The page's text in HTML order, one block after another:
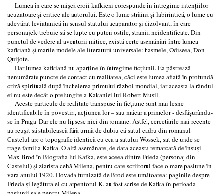
Lumea în care se mişcă eroii kafkieni corespunde în întregime intenţiilor
acuzatoare şi critice ale autorului. Este o lume străină şi labirintică, o lume cu
adevărat leviatanică în sensul statului acaparator şi dizolvant, în care
personajele trebuie să se lupte cu puteri ostile, stranii, neidentificate. Din
punctul de vedere al aventurii mitice, există certe asemănări între lumea
kafkiană şi marile modele ale literaturii universale: basmele, Odiseea, Don
Quijote.
Dar lumea kafkiană nu aparţine în întregime ficţiunii. Ea păstrează
nenumărate puncte de contact cu realitatea, căci este lumea aflată în profundă
criză spirituală după încheierea primului război mondial, iar aceasta la rândul
ei nu este decât o prelungire a Kakaniei lui Robert Musil.
Aceste particule de realitate transpuse în ficţiune sunt mai lesne
identificabile în povestiri, acţiunea lor – sau măcar a primelor - desfăşurându-
se în Praga. Dar ele nu lipsesc nici din romane. Astfel, cercetările mai recente
au reuşit să stabilească fără urmă de dubiu că satul cadru din romanul
Castelul are o topografie identică cu cea a satului Wossek, sat de unde se
trage familia Kafka. O altă asemănare, de data aceasta remarcată de însuşi
Max Brod în Biografia lui Kafka, este aceea dintre Frieda (personaj din
Castelul) şi ziarista cehă Milena, pentru care scriitorul face o mare pasiune în
vara anului 1920. Dovada furnizată de Brod este umătoarea: paginile despre
Frieda şi legătura ei cu arpentorul K. au fost scrise de Kafka în perioada